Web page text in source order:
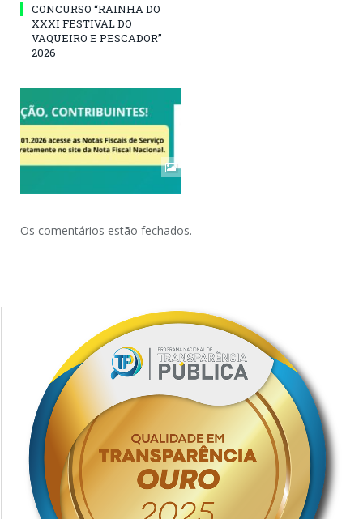
CONCURSO “RAINHA DO
XXXI FESTIVAL DO
VAQUEIRO E PESCADOR”
2026
Os comentários estão fechados.